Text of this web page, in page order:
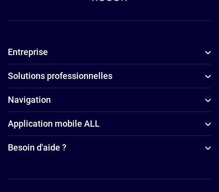
Entreprise
Solutions professionnelles
Navigation
Application mobile ALL
Besoin d'aide ?